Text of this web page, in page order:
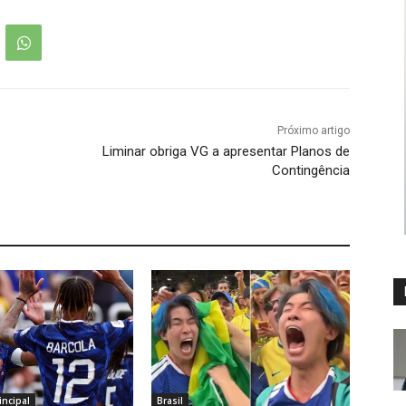
Próximo artigo
Liminar obriga VG a apresentar Planos de
Contingência
Brasil